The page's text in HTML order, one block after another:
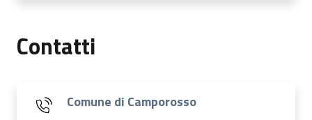
Contatti
Comune di Camporosso